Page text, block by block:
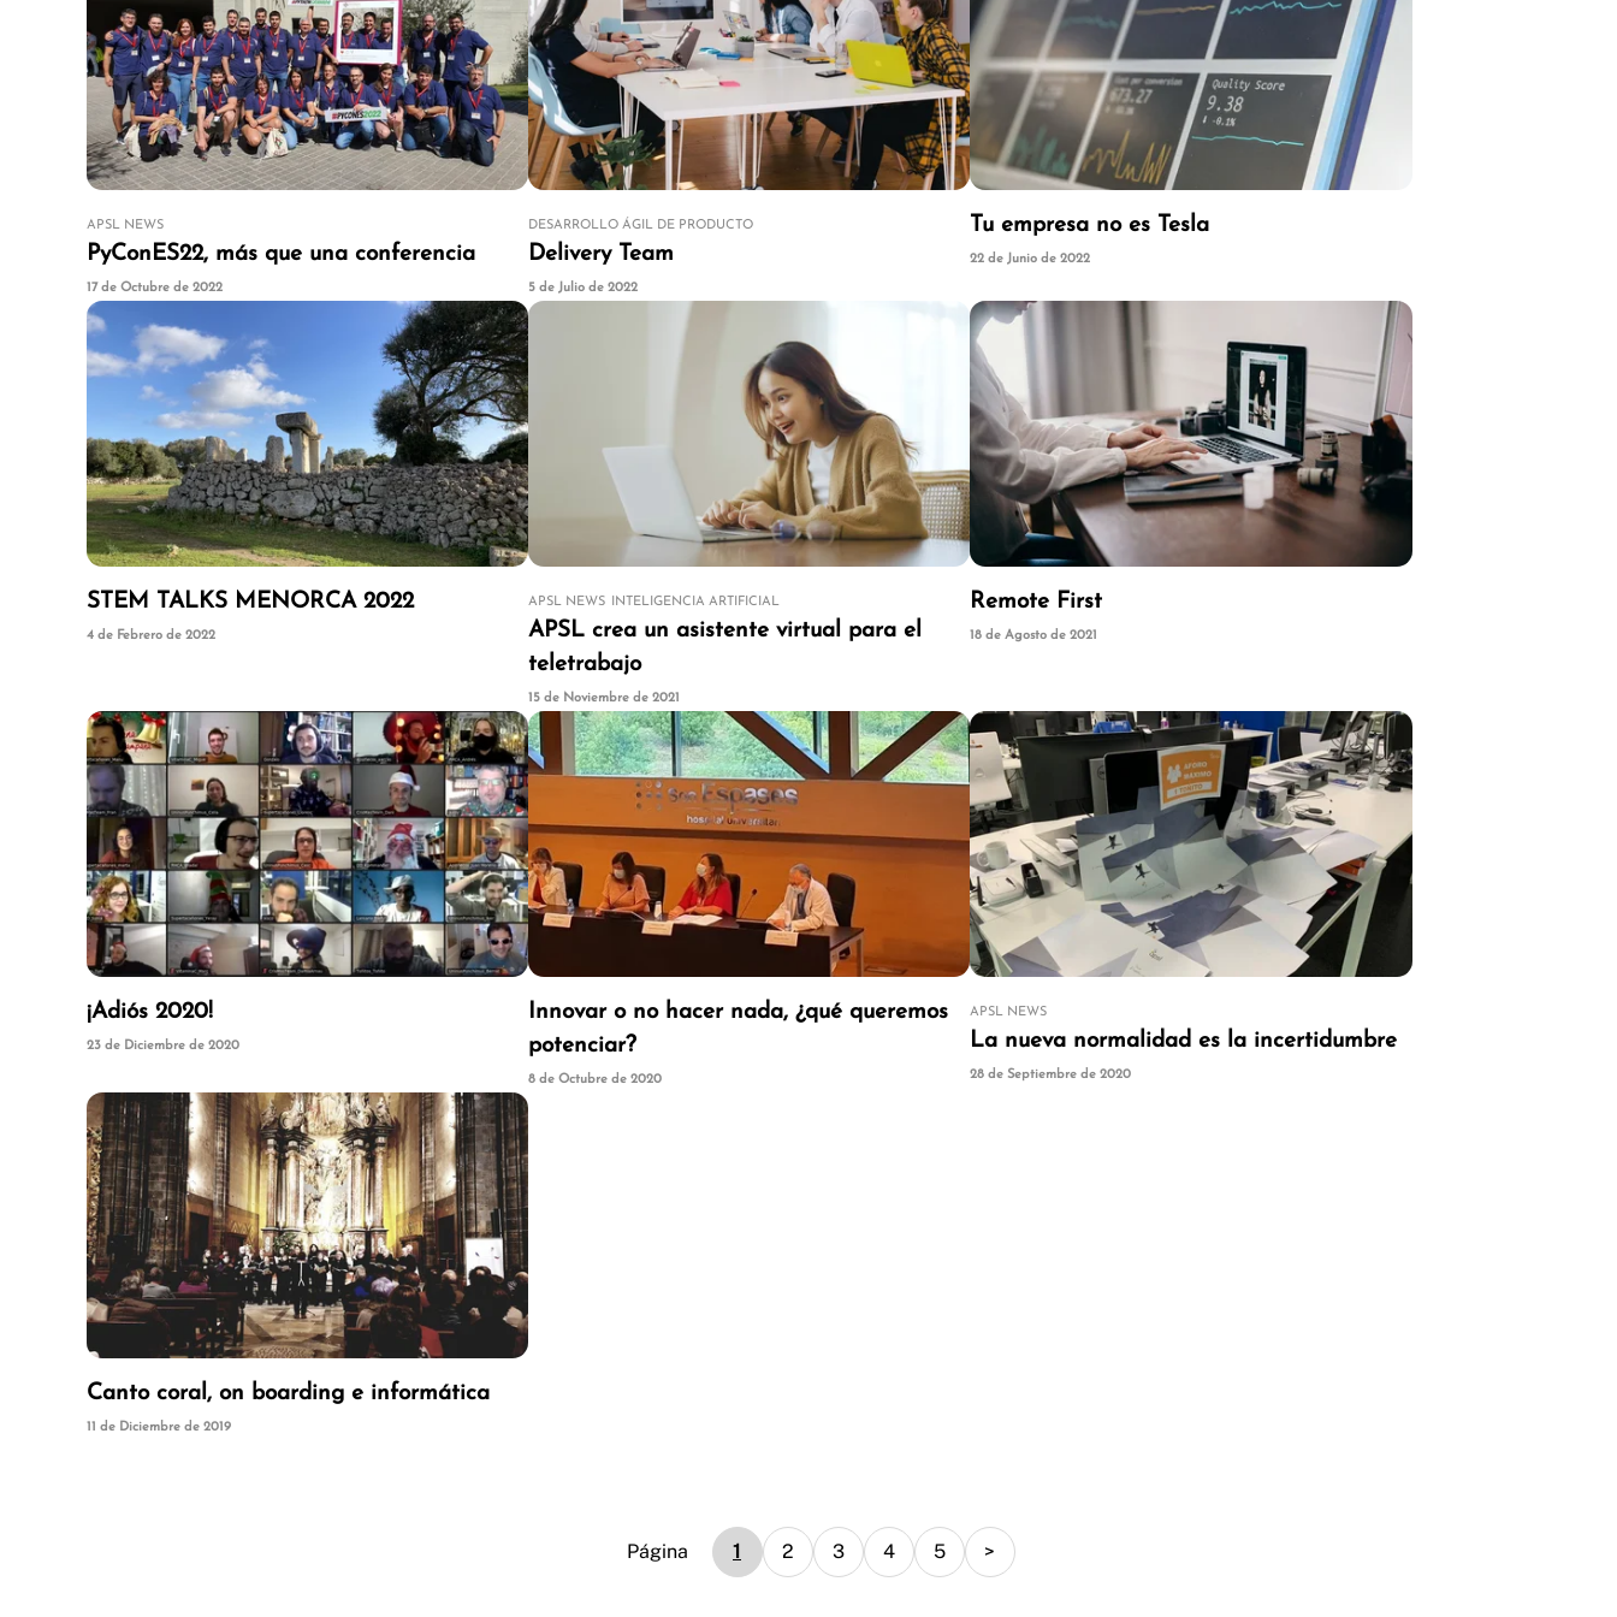
APSL NEWS
PyConES22, más que una conferencia
17 de Octubre de 2022
DESARROLLO ÁGIL DE PRODUCTO
Delivery Team
5 de Julio de 2022
Tu empresa no es Tesla
22 de Junio de 2022
STEM TALKS MENORCA 2022
4 de Febrero de 2022
APSL NEWS INTELIGENCIA ARTIFICIAL
APSL crea un asistente virtual para el
teletrabajo
15 de Noviembre de 2021
Remote First
18 de Agosto de 2021
¡Adiós 2020!
23 de Diciembre de 2020
Innovar o no hacer nada, ¿qué queremos
potenciar?
8 de Octubre de 2020
APSL NEWS
La nueva normalidad es la incertidumbre
28 de Septiembre de 2020
Canto coral, on boarding e informática
11 de Diciembre de 2019
Página 1 2 3 4 5 >